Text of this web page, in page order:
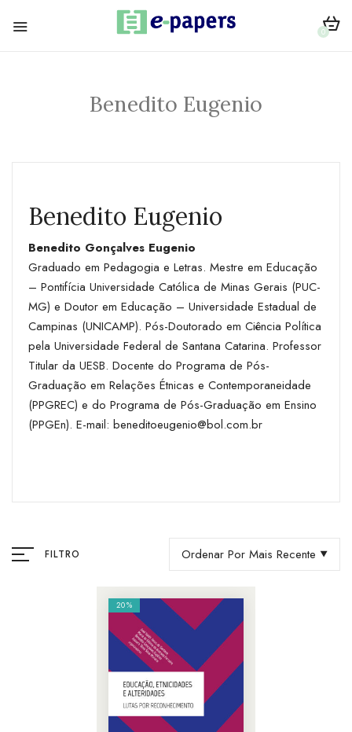
0
Benedito Eugenio
Benedito Eugenio
Benedito Gonçalves Eugenio
Graduado em Pedagogia e Letras. Mestre em Educação
– Pontifícia Universidade Católica de Minas Gerais (PUC-
MG) e Doutor em Educação – Universidade Estadual de
Campinas (UNICAMP). Pós-Doutorado em Ciência Política
pela Universidade Federal de Santana Catarina. Professor
Titular da UESB. Docente do Programa de Pós-
Graduação em Relações Étnicas e Contemporaneidade
(PPGREC) e do Programa de Pós-Graduação em Ensino
(PPGEn). E-mail: beneditoeugenio@bol.com.br
FILTRO Ordenar Por Mais Recente
20%